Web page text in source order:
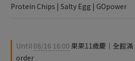
Protein Chips | Salty Egg | GOpower
Until 08/16 16:00 果果11歲慶｜全館
order